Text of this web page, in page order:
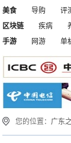
美食
导购 评
区块链
疾病
手游
网游 单
您的位置： 广东